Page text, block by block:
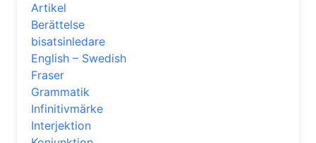
Artikel
Berättelse
bisatsinledare
English – Swedish
Fraser
Grammatik
Infinitivmärke
Interjektion